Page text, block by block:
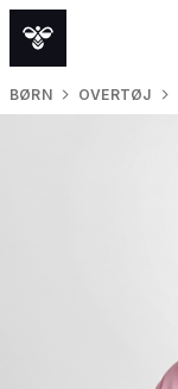
BØRN OVERTØJ